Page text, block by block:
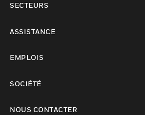
SECTEURS
ASSISTANCE
EMPLOIS
SOCIÉTÉ
NOUS CONTACTER